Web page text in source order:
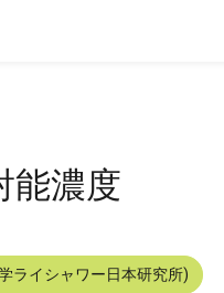
能濃度
ライシャワー日本研究所)